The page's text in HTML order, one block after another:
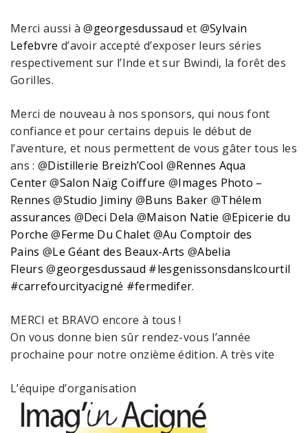
Merci aussi à @georgesdussaud et @Sylvain
Lefebvre d’avoir accepté d’exposer leurs séries
respectivement sur l’Inde et sur Bwindi, la forêt des
Gorilles.
Merci de nouveau à nos sponsors, qui nous font
confiance et pour certains depuis le début de
l’aventure, et nous permettent de vous gâter tous les
ans : @Distillerie Breizh’Cool @Rennes Aqua
Center@Salon Naïg Coiffure @Images Photo –
Rennes @Studio Jiminy @Buns Baker @Thélem
assurances @Deci Dela @Maison Natie @Epicerie du
Porche @Ferme Du Chalet @Au Comptoir des
Pains @Le Géant des Beaux-Arts @Abelia
Fleurs @georgesdussaud #lesgenissonsdanslcourtil
#carrefourcityacigné #fermedifer.
MERCI et BRAVO encore à tous !
On vous donne bien sûr rendez-vous l’année
prochaine pour notre onzième édition. A très vite
L’équipe d’organisation